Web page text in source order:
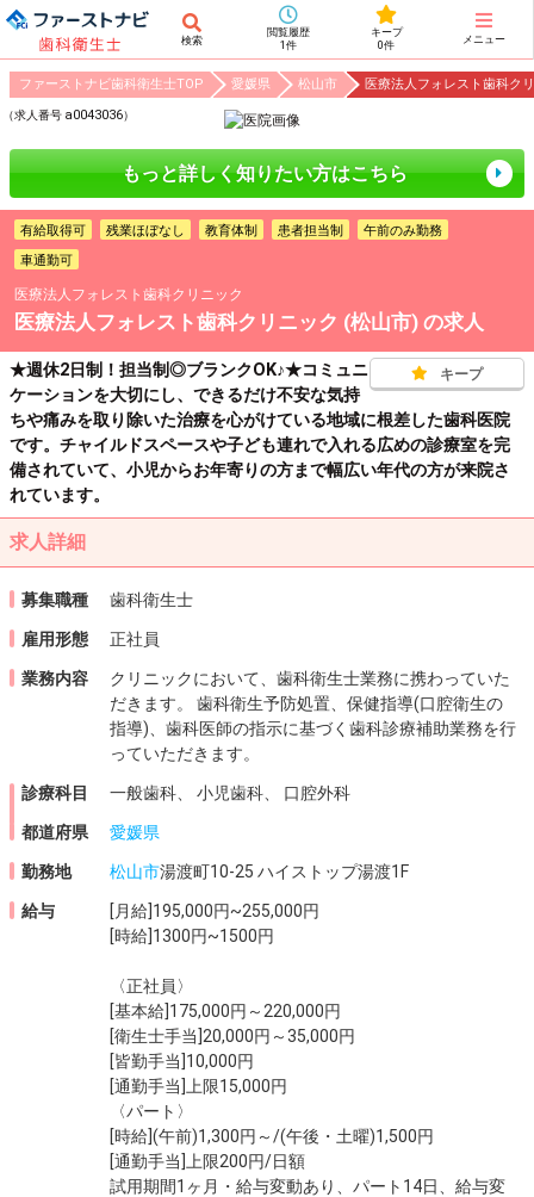
検索
閲覧履歴
1件
キープ
0件
メニュー
ファーストナビ歯科衛生士TOP 愛媛県 松山市 医療法人フォレスト歯科ク
（求人番号 a0043036）
もっと詳しく知りたい方はこちら
有給取得可 残業ほぼなし 教育体制 患者担当制
午前のみ勤務
車通勤可
医療法人フォレスト歯科クリニック
医療法人フォレスト歯科クリニック (松山市) の求人
キープ
★週休2日制！担当制◎ブランクOK♪★コミュニ
ケーションを大切にし、できるだけ不安な気持
ちや痛みを取り除いた治療を心がけている地域に根差した歯科医院
です。チャイルドスペースや子ども連れで入れる広めの診療室を完
備されていて、小児からお年寄りの方まで幅広い年代の方が来院さ
れています。
求人詳細
募集職種 歯科衛生士
雇用形態 正社員
業務内容
クリニックにおいて、歯科衛生士業務に携わっていた
だきます。 歯科衛生予防処置、保健指導(口腔衛生の
指導)、歯科医師の指示に基づく歯科診療補助業務を行
っていただきます。
診療科目 一般歯科、 小児歯科、 口腔外科
都道府県 愛媛県
勤務地 松山市湯渡町10-25 ハイストップ湯渡1F
給与
[月給]195,000円~255,000円
[時給]1300円~1500円
〈正社員〉
[基本給]175,000円～220,000円
[衛生士手当]20,000円～35,000円
[皆勤手当]10,000円
[通勤手当]上限15,000円
〈パート〉
[時給](午前)1,300円～/(午後・土曜)1,500円
[通勤手当]上限200円/日額
試用期間1ヶ月・給与変動あり、パート14日、給与変